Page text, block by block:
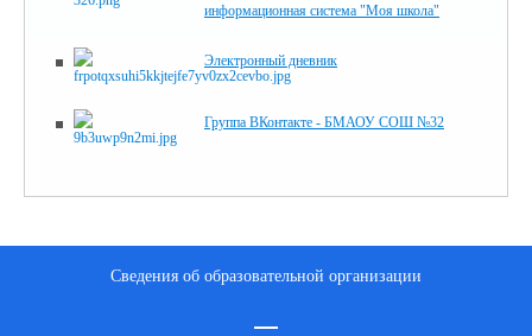
информационная система "Моя школа"
Электронный дневник
Группа ВКонтакте - БМАОУ СОШ №32
Сведения об образовательной организации